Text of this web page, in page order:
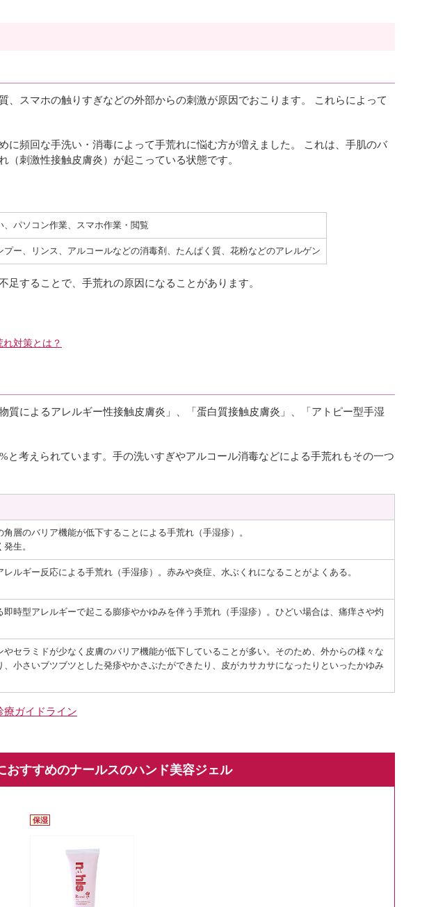
、スマホの触りすぎなどの外部からの刺激が原因でおこります。 これらによって
に頻回な手洗い・消毒によって手荒れに悩む方が増えました。 これは、手肌のバ
刺激性接触皮膚炎）が起こっている状態です。
、パソコン作業、スマホ作業・閲覧
プー、リンス、アルコールなどの消毒剤、たんぱく質、花粉などのアレルゲン
することで、手荒れの原因になることがあります。
対策とは？
質によるアレルギー性接触皮膚炎」、「蛋白質接触皮膚炎」、「アトピー型手湿
と考えられています。手の洗いすぎやアルコール消毒などによる手荒れもその一つ
層のバリア機能が低下することによる手荒れ（手湿疹）。
生。
ルギー反応による手荒れ（手湿疹）。赤みや炎症、水ぶくれになることがよくある。
時型アレルギーで起こる膨疹やかゆみを伴う手荒れ（手湿疹）。ひどい場合は、痛痒さや灼
セラミドが少なく皮膚のバリア機能が低下していることが多い。そのため、外からの様々な
小さいブツブツとした発疹やかさぶたができたり、皮がカサカサになったりといったかゆみ
療ガイドライン
おすすめのナールスのハンド美容ジェル
保湿